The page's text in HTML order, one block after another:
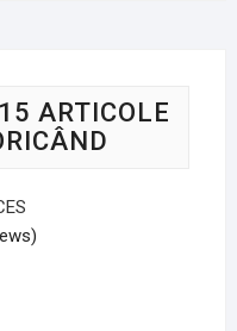
ARTICOLE